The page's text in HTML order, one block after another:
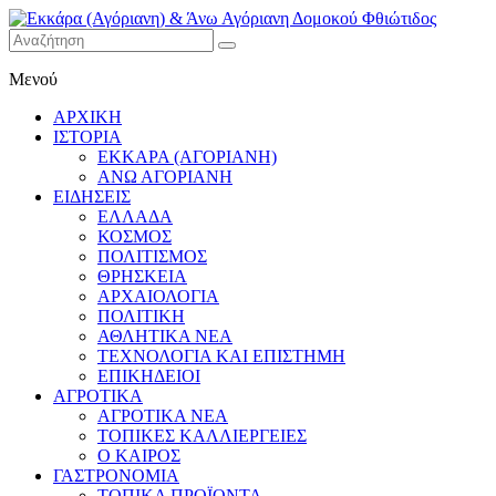
Εκκάρα
(Αγόριανη)
& Άνω
Αγόριανη
Δομοκού
Φθιώτιδος
Μενού
ΑΡΧΙΚΗ
ΙΣΤΟΡΙΑ
ΕΚΚΑΡΑ (ΑΓΟΡΙΑΝΗ)
ΑΝΩ ΑΓΟΡΙΑΝΗ
ΕΙΔΗΣΕΙΣ
ΕΛΛΑΔΑ
ΚΟΣΜΟΣ
ΠΟΛΙΤΙΣΜΟΣ
ΘΡΗΣΚΕΙΑ
ΑΡΧΑΙΟΛΟΓΙΑ
ΠΟΛΙΤΙΚΗ
ΑΘΛΗΤΙΚΑ ΝΕΑ
ΤΕΧΝΟΛΟΓΙΑ ΚΑΙ ΕΠΙΣΤΗΜΗ
ΕΠΙΚΗΔΕΙΟΙ
ΑΓΡΟΤΙΚΑ
ΑΓΡΟΤΙΚΑ ΝΕΑ
ΤΟΠΙΚΕΣ ΚΑΛΛΙΕΡΓΕΙΕΣ
Ο ΚΑΙΡΟΣ
ΓΑΣΤΡΟΝΟΜΙΑ